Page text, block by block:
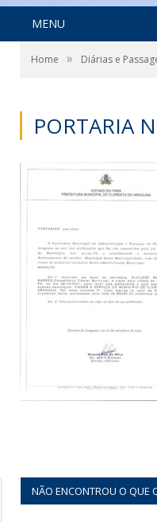
MENU
Home » Diárias e
PORTARIA
NÃO ENCONTROU O QUE